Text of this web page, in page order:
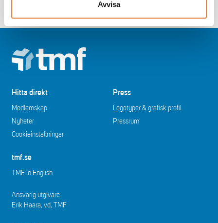
Avvisa
Footer
Hitta direkt
Medlemskap
Nyheter
Cookieinställningar
Press
Logotyper & grafisk profil
Pressrum
tmf.se
TMF in English
Ansvarig utgivare:
Erik Haara, vd, TMF